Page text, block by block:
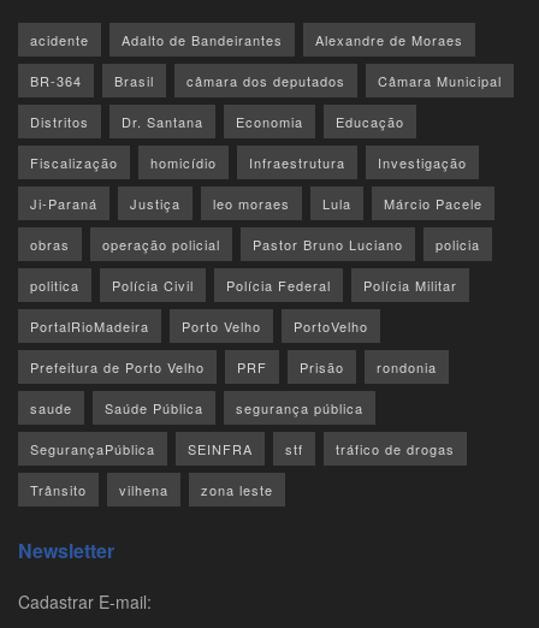
acidente Adalto de Bandeirantes Alexandre de Moraes
BR-364 Brasil câmara dos deputados Câmara Municipal
Distritos Dr. Santana Economia Educação
Fiscalização homicídio Infraestrutura Investigação
Ji-Paraná Justiça leo moraes Lula Márcio Pacele
obras operação policial Pastor Bruno Luciano policia
politica Polícia Civil Polícia Federal Polícia Militar
PortalRioMadeira Porto Velho PortoVelho
Prefeitura de Porto Velho PRF Prisão rondonia
saude Saúde Pública segurança pública
SegurançaPública SEINFRA stf tráfico de drogas
Trânsito vilhena zona leste
Newsletter
Cadastrar E-mail: